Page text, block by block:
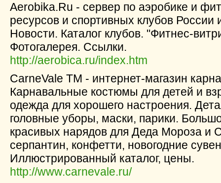
Aerobika.Ru - сервер по аэробике и
ресурсов и спортивных клубов России
Новости. Каталог клубов. "Фитнес-
Фотогалерея. Ссылки.
http://aerobica.ru/index.htm
CarneVale TM - интернет-магазин
Карнавальные костюмы для детей и
одежда для хорошего настроения.
головные уборы, маски, парики.
красивых нарядов для Деда Мороза и
серпантин, конфетти, новогодние
Иллюстрированный каталог, цены.
http://www.carnevale.ru/